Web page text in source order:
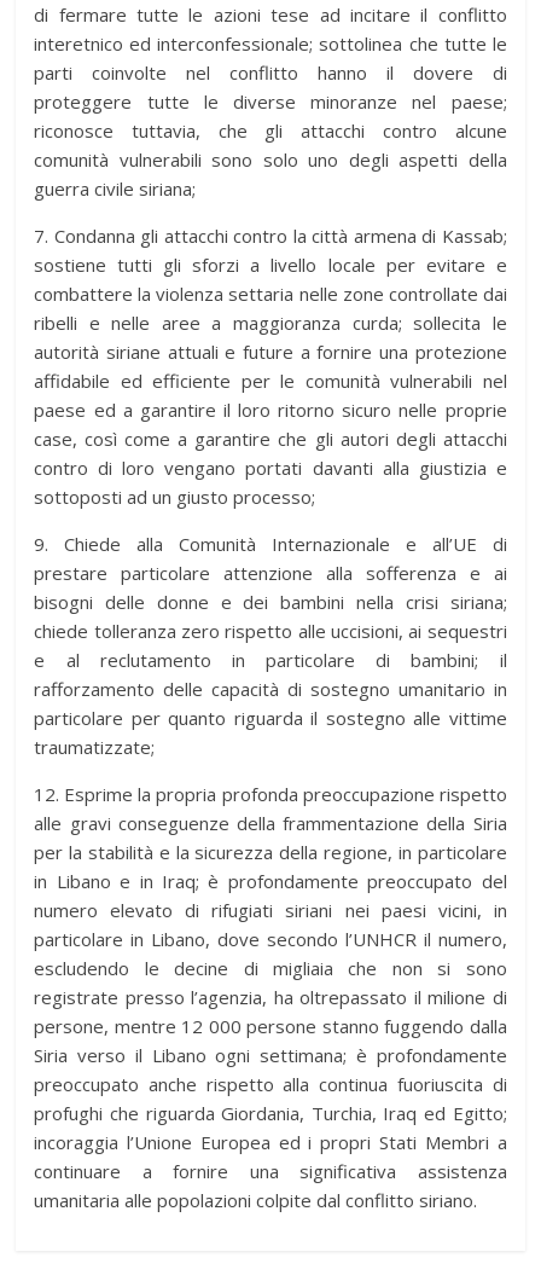
di fermare tutte le azioni tese ad incitare il conflitto
interetnico ed interconfessionale; sottolinea che tutte le
parti coinvolte nel conflitto hanno il dovere di
proteggere tutte le diverse minoranze nel paese;
riconosce tuttavia, che gli attacchi contro alcune
comunità vulnerabili sono solo uno degli aspetti della
guerra civile siriana;
7. Condanna gli attacchi contro la città armena di Kassab;
sostiene tutti gli sforzi a livello locale per evitare e
combattere la violenza settaria nelle zone controllate dai
ribelli e nelle aree a maggioranza curda; sollecita le
autorità siriane attuali e future a fornire una protezione
affidabile ed efficiente per le comunità vulnerabili nel
paese ed a garantire il loro ritorno sicuro nelle proprie
case, così come a garantire che gli autori degli attacchi
contro di loro vengano portati davanti alla giustizia e
sottoposti ad un giusto processo;
9. Chiede alla Comunità Internazionale e all’UE di
prestare particolare attenzione alla sofferenza e ai
bisogni delle donne e dei bambini nella crisi siriana;
chiede tolleranza zero rispetto alle uccisioni, ai sequestri
e al reclutamento in particolare di bambini; il
rafforzamento delle capacità di sostegno umanitario in
particolare per quanto riguarda il sostegno alle vittime
traumatizzate;
12. Esprime la propria profonda preoccupazione rispetto
alle gravi conseguenze della frammentazione della Siria
per la stabilità e la sicurezza della regione, in particolare
in Libano e in Iraq; è profondamente preoccupato del
numero elevato di rifugiati siriani nei paesi vicini, in
particolare in Libano, dove secondo l’UNHCR il numero,
escludendo le decine di migliaia che non si sono
registrate presso l’agenzia, ha oltrepassato il milione di
persone, mentre 12 000 persone stanno fuggendo dalla
Siria verso il Libano ogni settimana; è profondamente
preoccupato anche rispetto alla continua fuoriuscita di
profughi che riguarda Giordania, Turchia, Iraq ed Egitto;
incoraggia l’Unione Europea ed i propri Stati Membri a
continuare a fornire una significativa assistenza
umanitaria alle popolazioni colpite dal conflitto siriano.